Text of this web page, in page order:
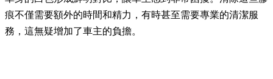
痕不僅需要額外的時間和精力，有時甚至需要專業的清潔服
務，這無疑增加了車主的負擔。